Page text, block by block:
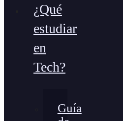
¿Qué
estudiar
en
Tech?
Guía